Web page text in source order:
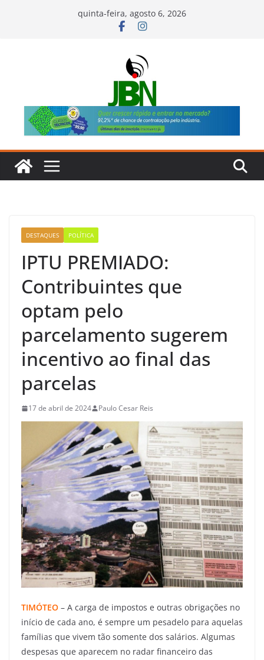
quinta-feira, agosto 6, 2026
DESTAQUES POLÍTICA
IPTU PREMIADO:
Contribuintes que
optam pelo
parcelamento sugerem
incentivo ao final das
parcelas
17 de abril de 2024 Paulo Cesar Reis
TIMÓTEO – A carga de impostos e outras obrigações no
início de cada ano, é sempre um pesadelo para aquelas
famílias que vivem tão somente dos salários. Algumas
despesas que aparecem no radar financeiro das